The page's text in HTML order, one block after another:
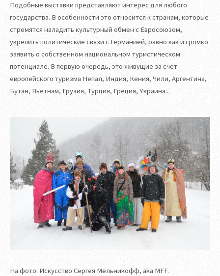
Подобные выставки представляют интерес для любого
государства. В особенности это относится к странам, которые
стремятся наладить культурный обмен с Евросоюзом,
укрепить политические связи с Германией, равно как и громко
заявить о собственном национальном туристическом
потенциале. В первую очередь, это живущие за счет
европейского туризма Непал, Индия, Кения, Чили, Аргентина,
Бутан, Вьетнам, Грузия, Турция, Греция, Украина...
На фото: Искусство Сергея Мельникофф, aka MFF.